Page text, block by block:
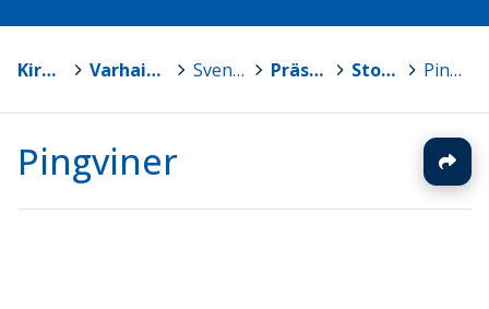
Kirkkonummi Varhaiskasvatus - Småbarnspedagogik > Svensk småbarnspedagogik > Prästgårdsbackens daghem Stora huset Pingviner
Pingviner